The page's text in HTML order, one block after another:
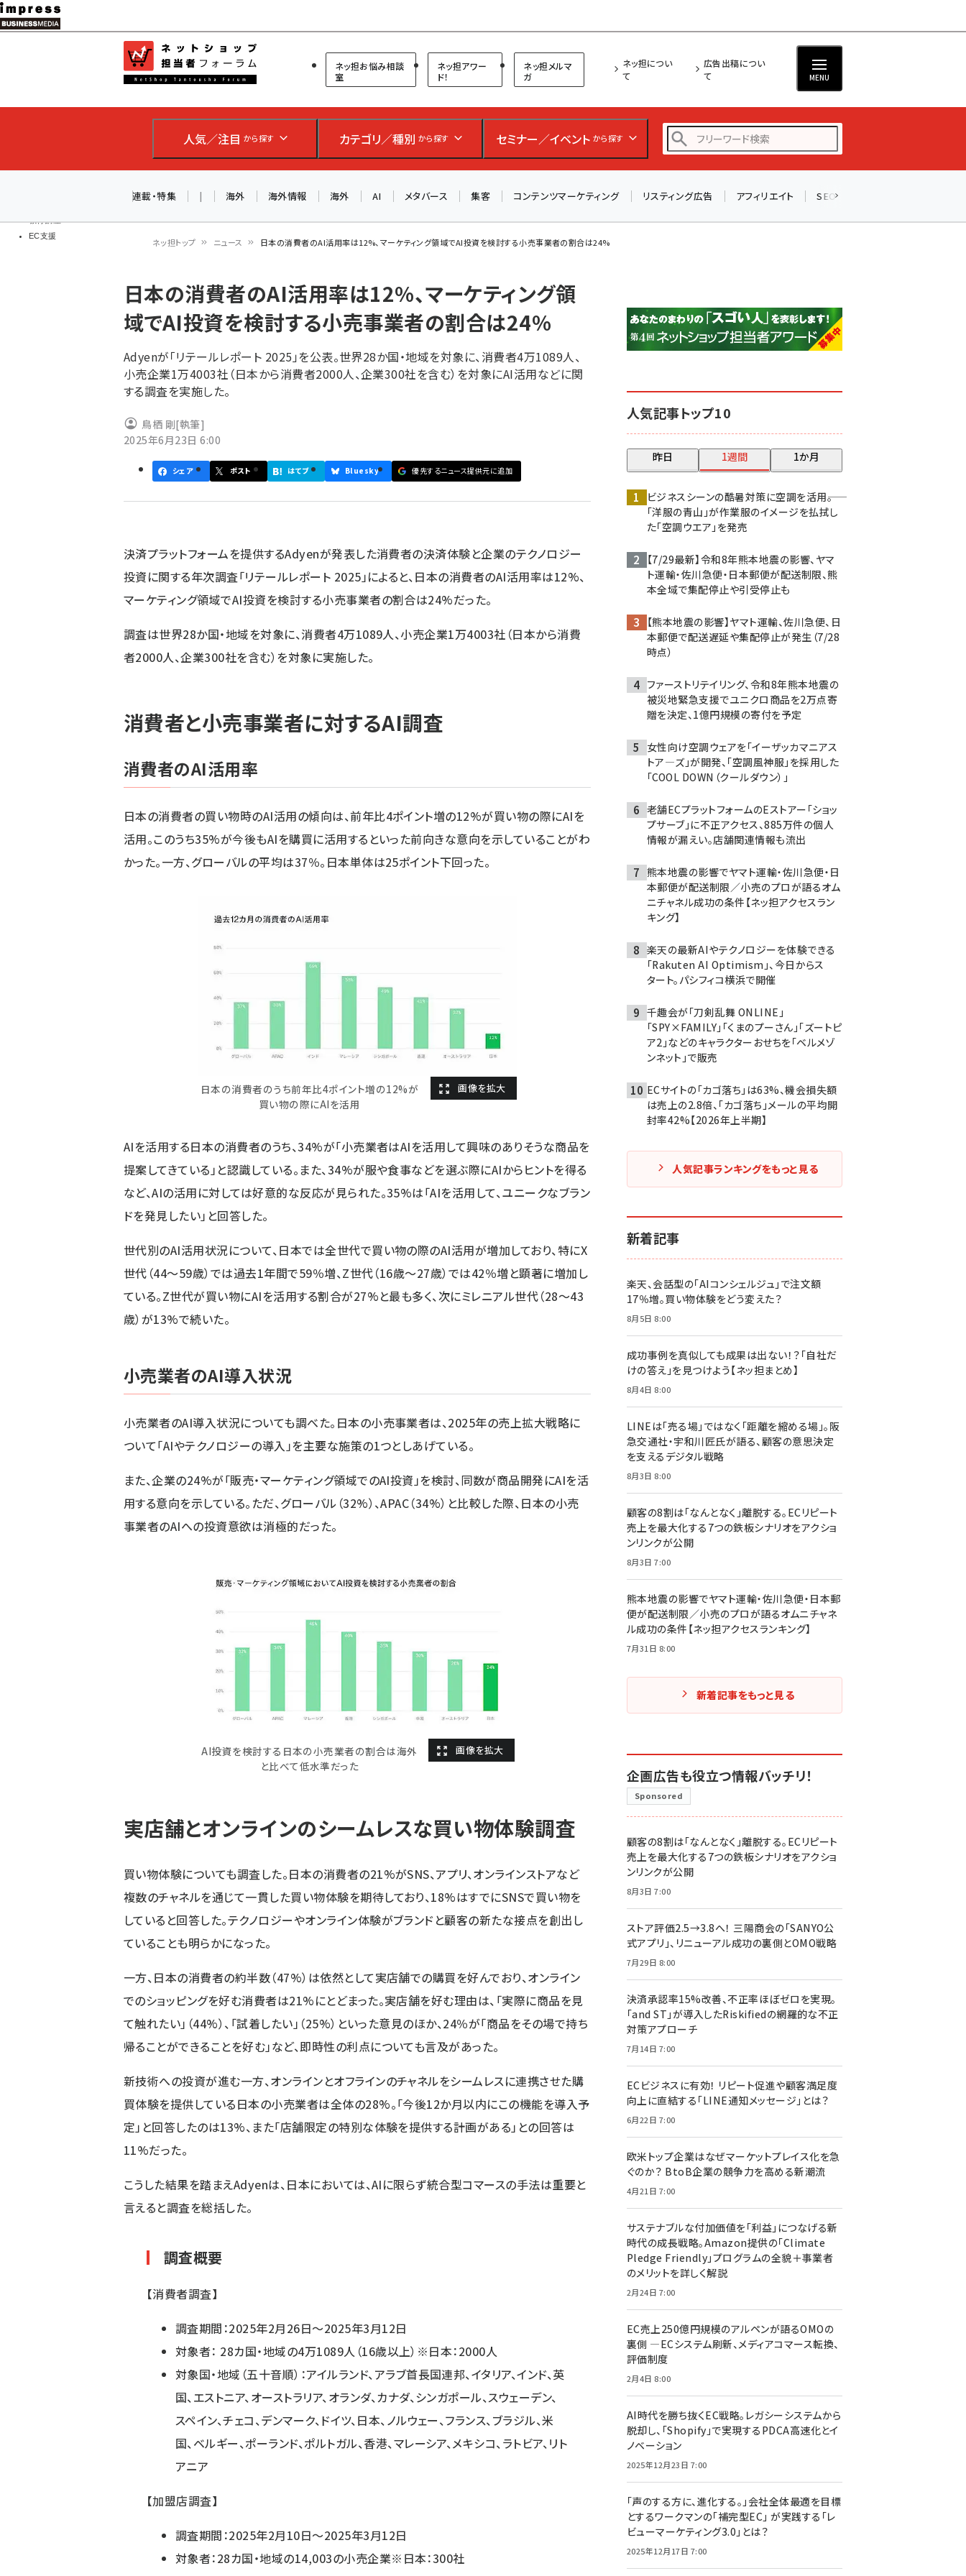
メ
イ
ン
ツ
移
教育講座
EC支援
ネットショップ担当者フォーラム
ネッ担お悩み相談
室
ネッ担アワー
ド！
ネッ担メルマ
ガ
ネッ担につい
て
広告出稿につい
て
MENU
人気／注目 から探す カテゴリ／種別 から探す セミナー／イベント から探す
アスクル (1112)
base (1068)
連載・特集 | 海外 海外情報 海外 AI メタバース 集客 コンテンツマーケティング リスティング広告 アフィリエイト SEO
ン
く
ず
ネッ担トップ ニュース 日本の消費者のAI活用率は12%、マーケティング領域でAI投資を検討する小売事業者の割合は24%
日本の消費者のAI活用率は12%、マーケティング領
域でAI投資を検討する小売事業者の割合は24%
Adyenが「リテールレポート 2025」を公表。世界28か国・地域を対象に、消費者4万1089人、
小売企業1万4003社（日本から消費者2000人、企業300社を含む）を対象にAI活用などに関
する調査を実施した。
鳥栖 剛[執筆]
2025年6月23日 6:00
シェア ポスト はてブ Bluesky 優先するニュース提供元に追加
決済プラットフォームを提供するAdyenが発表した消費者の決済体験と企業のテクノロジー
投資に関する年次調査「リテールレポート 2025」によると、日本の消費者のAI活用率は12%、
マーケティング領域でAI投資を検討する小売事業者の割合は24%だった。
調査は世界28か国・地域を対象に、消費者4万1089人、小売企業1万4003社（日本から消費
者2000人、企業300社を含む）を対象に実施した。
消費者と小売事業者に対するAI調査
消費者のAI活用率
日本の消費者の買い物時のAI活用の傾向は、前年比4ポイント増の12%が買い物の際にAIを
活用。このうち35%が今後もAIを購買に活用するといった前向きな意向を示していることがわ
かった。一方、グローバルの平均は37％。日本単体は25ポイント下回った。
日本の消費者のうち前年比4ポイント増の12%が
買い物の際にAIを活用
AIを活用する日本の消費者のうち、34%が「小売業者はAIを活用して興味のありそうな商品を
提案してきている」と認識している。また、34%が服や食事などを選ぶ際にAIからヒントを得る
など、AIの活用に対しては好意的な反応が見られた。35%は「AIを活用して、ユニークなブラン
ドを発見したい」と回答した。
世代別のAI活用状況について、日本では全世代で買い物の際のAI活用が増加しており、特にX
世代（44～59歳）では過去1年間で59％増、Z世代（16歳～27歳）では42％増と顕著に増加し
ている。Z世代が買い物にAIを活用する割合が27%と最も多く、次にミレニアル世代（28～43
歳）が13%で続いた。
小売業者のAI導入状況
小売業者のAI導入状況についても調べた。日本の小売事業者は、2025年の売上拡大戦略に
ついて「AIやテクノロジーの導入」を主要な施策の1つとしあげている。
また、企業の24%が「販売・マーケティング領域でのAI投資」を検討、同数が商品開発にAIを活
用する意向を示している。ただ、グローバル（32%）、APAC（34%）と比較した際、日本の小売
事業者のAIへの投資意欲は消極的だった。
AI投資を検討する日本の小売業者の割合は海外
と比べて低水準だった
実店舗とオンラインのシームレスな買い物体験調査
買い物体験についても調査した。日本の消費者の21%がSNS、アプリ、オンラインストアなど
複数のチャネルを通じて一貫した買い物体験を期待しており、18%はすでにSNSで買い物を
していると回答した。テクノロジーやオンライン体験がブランドと顧客の新たな接点を創出し
ていることも明らかになった。
一方、日本の消費者の約半数（47%）は依然として実店舗での購買を好んでおり、オンライン
でのショッピングを好む消費者は21%にとどまった。実店舗を好む理由は、「実際に商品を見
て触れたい」（44%）、「試着したい」（25%）といった意見のほか、24％が「商品をその場で持ち
帰ることができることを好む」など、即時性の利点についても言及があった。
新技術への投資が進む一方、オンラインとオフラインのチャネルをシームレスに連携させた購
買体験を提供している日本の小売業者は全体の28%。「今後12か月以内にこの機能を導入予
定」と回答したのは13%、また「店舗限定の特別な体験を提供する計画がある」との回答は
11%だった。
こうした結果を踏まえAdyenは、日本においては、AIに限らず統合型コマースの手法は重要と
言えると調査を総括した。
調査概要
【消費者調査】
調査期間：2025年2月26日～2025年3月12日
対象者： 28カ国・地域の4万1089人（16歳以上）※日本：2000人
対象国・地域（五十音順）：アイルランド、アラブ首長国連邦、イタリア、インド、英
国、エストニア、オーストラリア、オランダ、カナダ、シンガポール、スウェーデン、
スペイン、チェコ、デンマーク、ドイツ、日本、ノルウェー、フランス、ブラジル、米
国、ベルギー、ポーランド、ポルトガル、香港、マレーシア、メキシコ、ラトビア、リト
アニア
【加盟店調査】
調査期間：2025年2月10日～2025年3月12日
対象者：28カ国・地域の14,003の小売企業※日本：300社
人気記事トップ10
昨日 1週間 1か月
ビジネスシーンの酷暑対策に空調を活用――。
「洋服の青山」が作業服のイメージを払拭し
た「空調ウエア」を発売
【7/29最新】令和8年熊本地震の影響、ヤマ
ト運輸・佐川急便・日本郵便が配送制限、熊
本全域で集配停止や引受停止も
【熊本地震の影響】ヤマト運輸、佐川急便、日
本郵便で配送遅延や集配停止が発生（7/28
時点）
ファーストリテイリング、令和8年熊本地震の
被災地緊急支援でユニクロ商品を2万点寄
贈を決定、1億円規模の寄付を予定
女性向け空調ウェアを「イーザッカマニアス
トア―ズ」が開発、「空調風神服」を採用した
「COOL DOWN（クールダウン）」
老舗ECプラットフォームのEストアー「ショッ
プサーブ」に不正アクセス、885万件の個人
情報が漏えい。店舗関連情報も流出
熊本地震の影響でヤマト運輸・佐川急便・日
本郵便が配送制限／小売のプロが語るオム
ニチャネル成功の条件【ネッ担アクセスラン
キング】
楽天の最新AIやテクノロジーを体験できる
「Rakuten AI Optimism」、今日からス
タート。パシフィコ横浜で開催
千趣会が「刀剣乱舞 ONLINE」
「SPY×FAMILY」「くまのプーさん」「ズートピ
ア2」などのキャラクターおせちを「ベルメゾ
ンネット」で販売
ECサイトの「カゴ落ち」は63%、機会損失額
は売上の2.8倍、「カゴ落ち」メールの平均開
封率42%【2026年上半期】
人気記事ランキングをもっと見る
新着記事
楽天、会話型の「AIコンシェルジュ」で注文額
17％増。買い物体験をどう変えた？
8月5日 8:00
成功事例を真似しても成果は出ない！？「自社だ
けの答え」を見つけよう【ネッ担まとめ】
8月4日 8:00
LINEは「売る場」ではなく「距離を縮める場」。阪
急交通社・宇和川匠氏が語る、顧客の意思決定
を支えるデジタル戦略
8月3日 8:00
顧客の8割は「なんとなく」離脱する。ECリピート
売上を最大化する7つの鉄板シナリオをアクショ
ンリンクが公開
8月3日 7:00
熊本地震の影響でヤマト運輸・佐川急便・日本郵
便が配送制限／小売のプロが語るオムニチャネ
ル成功の条件【ネッ担アクセスランキング】
7月31日 8:00
新着記事をもっと見る
企画広告も役立つ情報バッチリ！
Sponsored
顧客の8割は「なんとなく」離脱する。ECリピート
売上を最大化する7つの鉄板シナリオをアクショ
ンリンクが公開
8月3日 7:00
ストア評価2.5→3.8へ！ 三陽商会の「SANYO公
式アプリ」、リニューアル成功の裏側とOMO戦略
7月29日 8:00
決済承認率15%改善、不正率ほぼゼロを実現。
「and ST」が導入したRiskifiedの網羅的な不正
対策アプローチ
7月14日 7:00
ECビジネスに有効！ リピート促進や顧客満足度
向上に直結する「LINE通知メッセージ」とは？
6月22日 7:00
欧米トップ企業はなぜマーケットプレイス化を急
ぐのか？ BtoB企業の競争力を高める新潮流
4月21日 7:00
サステナブルな付加価値を「利益」につなげる新
時代の成長戦略。Amazon提供の「Climate
Pledge Friendly」プログラムの全貌＋事業者
のメリットを詳しく解説
2月24日 7:00
EC売上250億円規模のアルペンが語るOMOの
裏側 ―ECシステム刷新、メディアコマース転換、
評価制度
2月4日 8:00
AI時代を勝ち抜くEC戦略。レガシーシステムから
脱却し、「Shopify」で実現するPDCA高速化とイ
ノベーション
2025年12月23日 7:00
「声のする方に、進化する。」会社全体最適を目標
とするワークマンの「補完型EC」 が実践する「レ
ビューマーケティング3.0」とは？
2025年12月17日 7:00
AIが買い物を代行する時代に打つべき「次の一手」とは？
アルペン、オイシックス、元UA責任者が登壇のリアルECセ